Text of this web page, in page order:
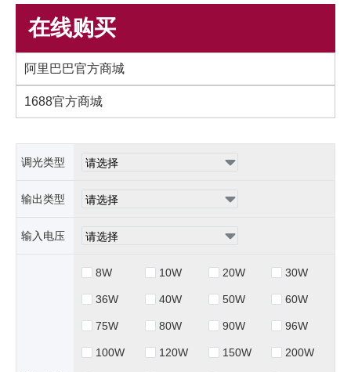
在线购买
阿里巴巴官方商城
1688官方商城
调光类型
输出类型
输入电压
8W 10W 20W 30W
36W 40W 50W 60W
75W 80W 90W 96W
100W 120W 150W 200W